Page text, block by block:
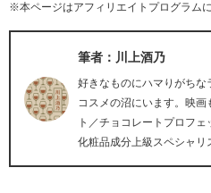
※本ページはアフィリエイトプログラム
筆者：川上酒乃
好きなものにハマりがちな
コスメの沼にいます。映
ト／チョコレートプロフ
化粧品成分上級スペシャリ